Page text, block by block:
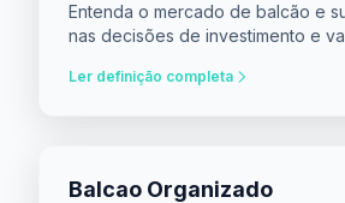
Entenda o mercado de balcão e
nas decisões de investimento e
Ler definição completa
Balcao Organizado